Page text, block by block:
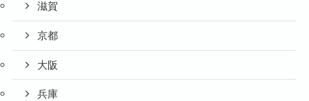
滋賀
京都
大阪
兵庫